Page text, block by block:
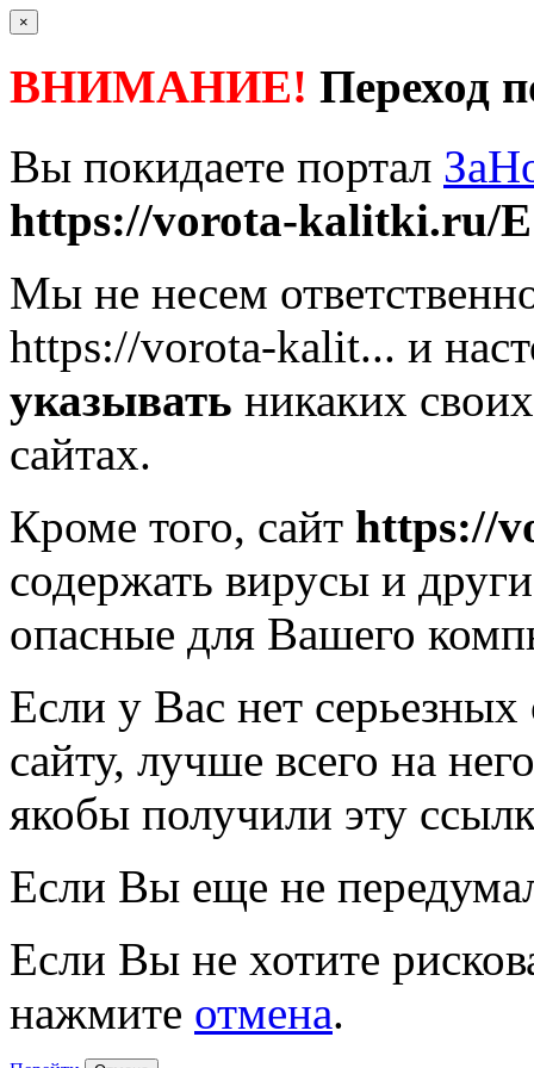
×
ВНИМАНИЕ! Переход
Вы покидаете портал
https://vorota-kalitki.ru/
Мы не несем
https://vorota-kalit... и
указывать никаких
сайтах.
Кроме того, сайт https://
содержать вирусы и
опасные для Вашего
Если у Вас нет
сайту, лучше всего на
якобы получили эту
Если Вы еще не
Если Вы не хотите
нажмите отмена.